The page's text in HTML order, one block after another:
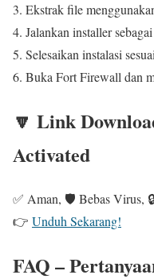
Ekstrak file
Jalankan installer
Selesaikan instalasi
Buka Fort Firewall dan
🔽 Link
Activated
✅ Aman, 🛡️ Bebas Virus,
👉 Unduh Sekarang!
FAQ –